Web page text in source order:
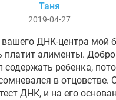
Таня
2019-04-27
вашего ДНК-центра мой
платит алименты.
содержать ребенка,
в отцовстве.
ДНК, и на его